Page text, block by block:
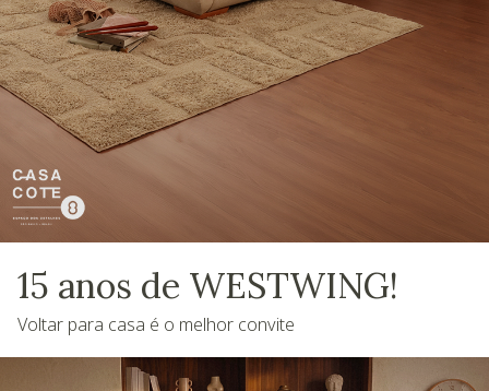
15 anos de WESTWING!
Voltar para casa é o melhor convite